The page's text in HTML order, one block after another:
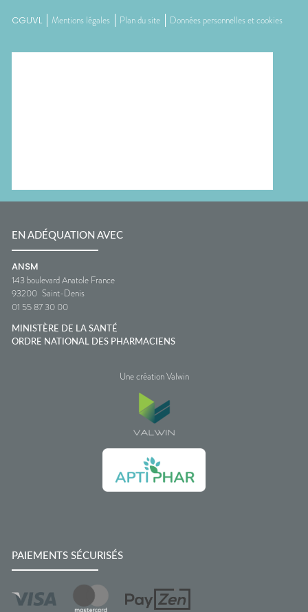
CGUVL Mentions légales Plan du site Données personnelles et cookies
EN ADÉQUATION AVEC
ANSM
143 boulevard Anatole France
93200 Saint-Denis
01 55 87 30 00
MINISTÈRE DE LA SANTÉ
ORDRE NATIONAL DES PHARMACIENS
Une création Valwin
PAIEMENTS SÉCURISÉS